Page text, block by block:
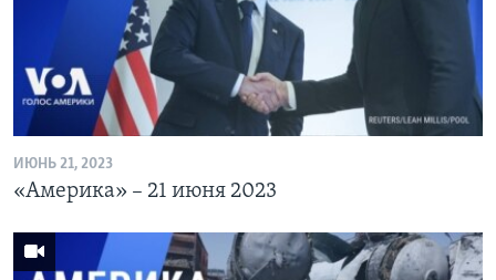
ИЮНЬ 21, 2023
«Америка» – 21 июня 2023